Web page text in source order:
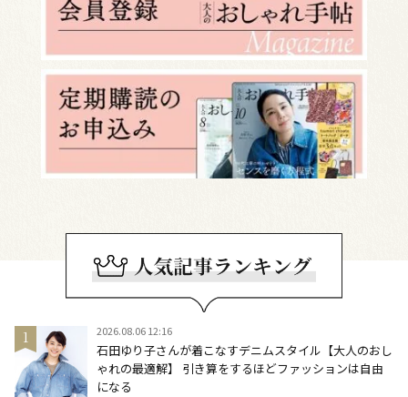
2026.08.06 12:16
石田ゆり子さんが着こなすデニムスタイル【大人のおし
ゃれの最適解】 引き算をするほどファッションは自由
になる